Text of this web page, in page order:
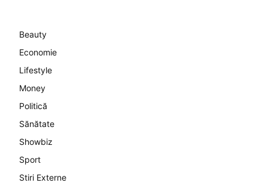
Beauty
Economie
Lifestyle
Money
Politică
Sănătate
Showbiz
Sport
Stiri Externe